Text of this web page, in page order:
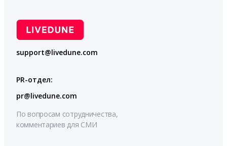
support@livedune.com
PR-отдел:
pr@livedune.com
По вопросам сотрудничества,
комментариев для СМИ